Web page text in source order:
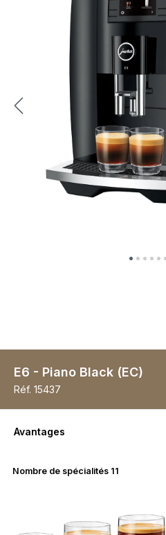
E6 - Piano Black (EC)
Réf. 15437
Avantages